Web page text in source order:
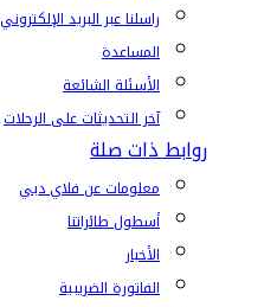
راسلنا عبر البريد الإلكتروني
المساعدة
الأسئلة الشائعة
آخر التحديثات على الرحلات
روابط ذات صلة
معلومات عن فلاي دبي
أسطول طائراتنا
الأخبار
الفاتورة الضريبية